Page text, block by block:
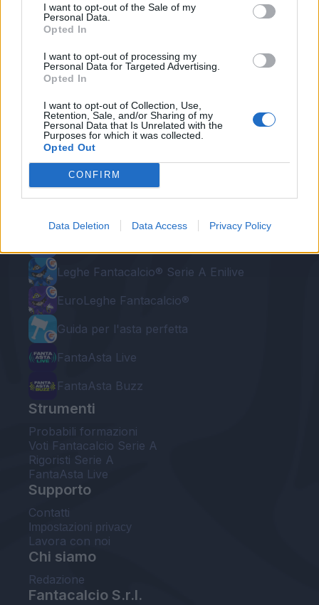
I want to opt-out of the Sale of my
Personal Data.
Opted In
I want to opt-out of processing my
Personal Data for Targeted Advertising.
Opted In
I want to opt-out of Collection, Use,
Retention, Sale, and/or Sharing of my
Personal Data that Is Unrelated with the
Purposes for which it was collected.
Opted Out
CONFIRM
Data Deletion Data Access Privacy Policy
Autore
Redazione Fantacalcio.it
Leghe Fantacalcio® Serie A Enilive
EuroLeghe Fantacalcio®
Guida per l'asta perfetta
FantaAsta Live
FantaAsta Buzz
Strumenti
Probabili formazioni
Voti Fantacalcio Serie A
Rigoristi Serie A
FantaAsta Live
Supporto
Contatti
Impostazioni privacy
Lavora con noi
Chi siamo
Redazione
Fantacalcio S.r.l.